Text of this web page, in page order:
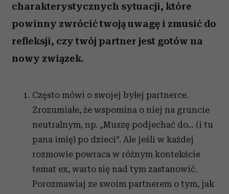
charakterystycznych sytuacji, które
powinny zwrócić twoją uwagę i zmusić do
refleksji, czy twój partner jest gotów na
nowy związek.
Często mówi o swojej byłej partnerce.
Zrozumiałe, że wspomina o niej na gruncie
neutralnym, np. „Muszę podjechać do… (i tu
pana imię) po dzieci”. Ale jeśli w każdej
rozmowie powraca w różnym kontekście
temat ex, warto się nad tym zastanowić.
Porozmawiaj ze swoim partnerem o tym, jak